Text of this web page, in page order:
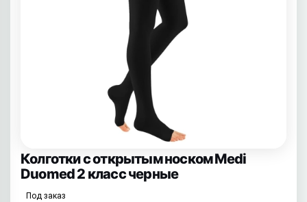
Колготки с открытым носком Medi
Duomed 2 класс черные
Под заказ